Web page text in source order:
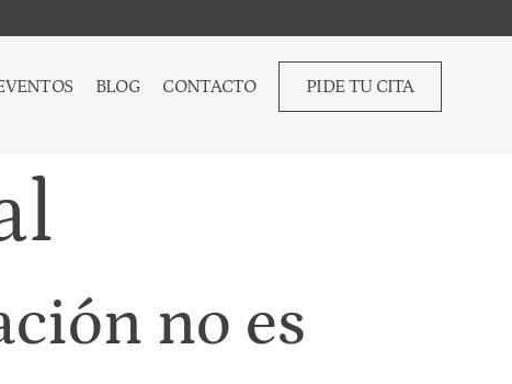
BLOG CONTACTO PIDE TU CITA
no es